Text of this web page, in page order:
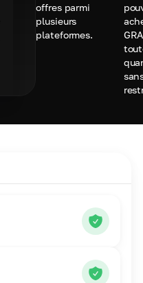
offres parmi
plusieurs
plateformes.